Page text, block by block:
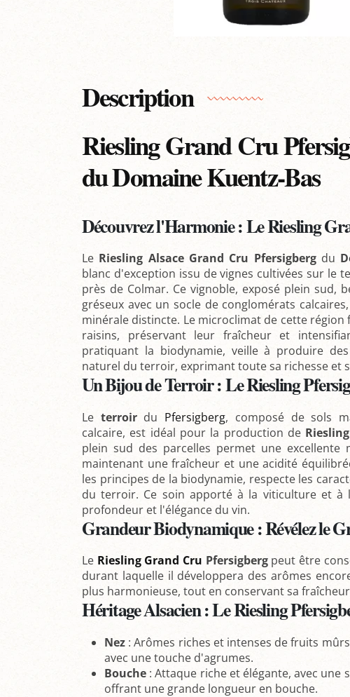
Description
Riesling Grand Cru
du Domaine Kuentz-Bas
Découvrez l'Harmonie : Le Riesling
Le Riesling Alsace Grand Cru Pfersigbergdu
blanc d'exception issu de vignes cultivées sur le
près de Colmar. Ce vignoble, exposé plein sud,
gréseux avec un socle de conglomérats
minérale distincte. Le microclimat de cette
raisins, préservant leur fraîcheur et
pratiquant la biodynamie, veille à produire
naturel du terroir, exprimant toute sa richesse et
Un Bijou de Terroir : Le Riesling
Le terroirdu Pfersigberg, composé de sols
calcaire, est idéal pour la production de Riesling
plein sud des parcelles permet une
maintenant une fraîcheur et une acidité
les principes de la biodynamie, respecte les
du terroir. Ce soin apporté à la viticulture et à
profondeur et l'élégance du vin.
Grandeur Biodynamique : Révélez le
Le Riesling Grand Cru Pfersigbergpeut être
durant laquelle il développera des arômes
plus harmonieuse, tout en conservant sa
Héritage Alsacien : Le Riesling
Nez : Arômes riches et intenses de fruits
avec une touche d'agrumes.
Bouche : Attaque riche et élégante, avec
offrant une grande longueur en bouche.